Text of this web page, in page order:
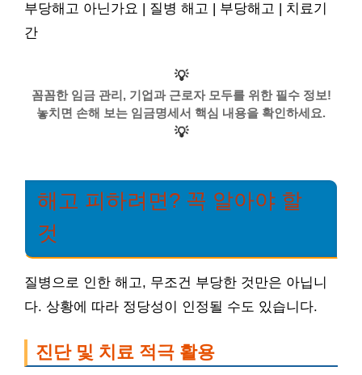
부당해고 아닌가요 | 질병 해고 | 부당해고 | 치료기
간
💡
꼼꼼한 임금 관리, 기업과 근로자 모두를 위한 필수 정보!
놓치면 손해 보는 임금명세서 핵심 내용을 확인하세요.
💡
해고 피하려면? 꼭 알아야 할
것
질병으로 인한 해고, 무조건 부당한 것만은 아닙니
다. 상황에 따라 정당성이 인정될 수도 있습니다.
진단 및 치료 적극 활용